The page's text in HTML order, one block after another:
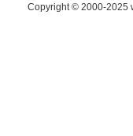
Copyright © 2000-2025